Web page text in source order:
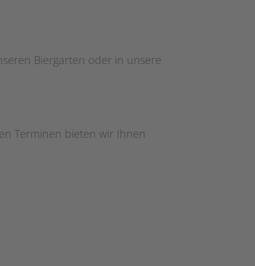
Biergarten oder in unsere
Terminen bieten wir Ihnen